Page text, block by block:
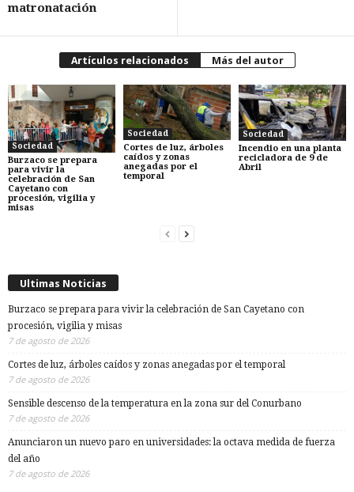
matronatación
Artículos relacionados Más del autor
Sociedad
Burzaco se prepara
para vivir la
celebración de San
Cayetano con
procesión, vigilia y
misas
Sociedad
Cortes de luz, árboles
caídos y zonas
anegadas por el
temporal
Sociedad
Incendio en una planta
recicladora de 9 de
Abril
Ultimas Noticias
Burzaco se prepara para vivir la celebración de San Cayetano con
procesión, vigilia y misas
7 de agosto de 2026
Cortes de luz, árboles caídos y zonas anegadas por el temporal
7 de agosto de 2026
Sensible descenso de la temperatura en la zona sur del Conurbano
7 de agosto de 2026
Anunciaron un nuevo paro en universidades: la octava medida de fuerza
del año
7 de agosto de 2026